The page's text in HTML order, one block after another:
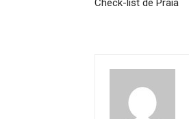
Check-list de Praia